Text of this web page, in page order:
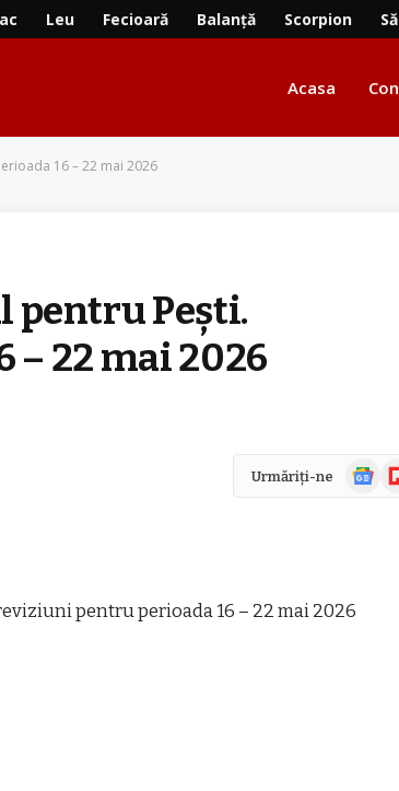
Leu Fecioară Balanță Scorpion
Acasa
16 – 22 mai 2026
pentru Pești.
– 22 mai 2026
Urmăriți-ne
Știri
Google
pentru perioada 16 – 22 mai 2026